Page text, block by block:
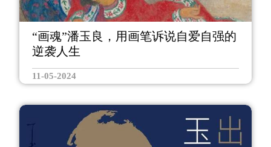
“画魂”潘玉良，用画笔诉说自爱自强的
逆袭人生
11-05-2024